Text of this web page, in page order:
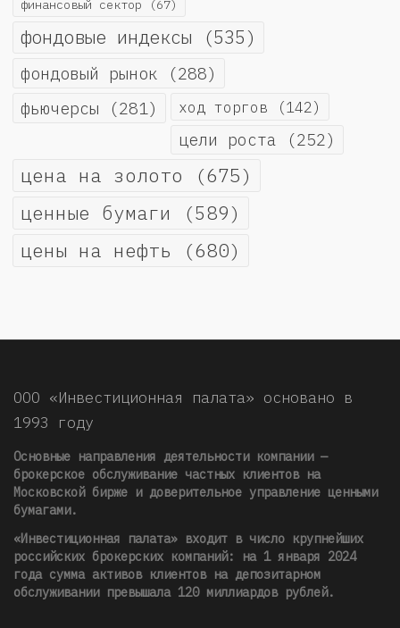
финансовый сектор (67)
фондовые индексы (535)
фондовый рынок (288)
фьючерсы (281) ход торгов (142)
цели роста (252)
цена на золото (675)
ценные бумаги (589)
цены на нефть (680)
ООО «Инвестиционная палата» основано в
1993 году
Основные направления деятельности компании —
брокерское обслуживание частных клиентов на
Московской бирже и доверительное управление ценными
бумагами.
«Инвестиционная палата» входит в число крупнейших
российских брокерских компаний: на 1 января 2024
года сумма активов клиентов на депозитарном
обслуживании превышала 120 миллиардов рублей.